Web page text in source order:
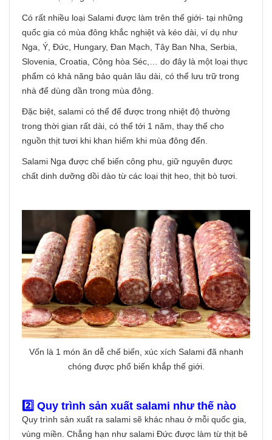
Có rất nhiều loại Salami được làm trên thế giới- tại những
quốc gia có mùa đông khắc nghiệt và kéo dài, ví dụ như
Nga, Ý, Đức, Hungary, Đan Mạch, Tây Ban Nha, Serbia,
Slovenia, Croatia, Cộng hòa Séc,… do đây là một loại thực
phẩm có khả năng bảo quản lâu dài, có thể lưu trữ trong
nhà để dùng dần trong mùa đông.
Đặc biệt, salami có thể để được trong nhiệt độ thường
trong thời gian rất dài, có thể tới 1 năm, thay thế cho
nguồn thịt tươi khi khan hiếm khi mùa đông đến.
Salami Nga được chế biến công phu, giữ nguyên được
chất dinh dưỡng dồi dào từ các loại thịt heo, thịt bò tươi.
Vốn là 1 món ăn dễ chế biến, xúc xích Salami đã nhanh
chóng được phổ biến khắp thế giới.
2️⃣ Quy trình sản xuất salami như thế nào
Quy trình sản xuất ra salami sẽ khác nhau ở mỗi quốc gia,
vùng miền. Chẳng hạn như salami Đức được làm từ thịt bê